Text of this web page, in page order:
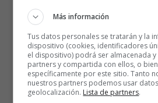
Más información
Tus datos personales se tratarán y la
dispositivo (cookies, identificadores
el dispositivo) podrá ser almacenada
partners y compartida con ellos, o
específicamente por este sitio. Tanto
nuestros partners podemos usar
geolocalización. Lista de partners.